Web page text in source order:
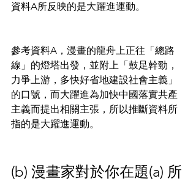
資料A所反映的是大躍進運動。
參考資料A，漫畫的龍舟上正往「總路
線」的燈塔出發，並附上「鼓足幹勁，
力爭上游，多快好省地建設社會主義」
的口號，而大躍進為加快中國落實共產
主義而提出相關主張，所以推斷資料所
指的是大躍進運動。
(b) 漫畫家對於你在題(a) 所